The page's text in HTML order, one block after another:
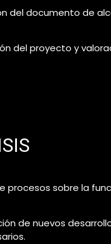
del documento de
del proyecto y
procesos sobre la
de nuevos